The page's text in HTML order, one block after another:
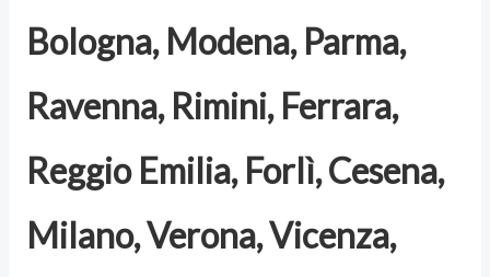
Bologna, Modena, Parma,
Ravenna, Rimini, Ferrara,
Reggio Emilia, Forlì, Cesena,
Milano, Verona, Vicenza,